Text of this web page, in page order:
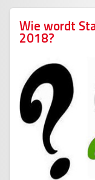
Wie wordt
2018?